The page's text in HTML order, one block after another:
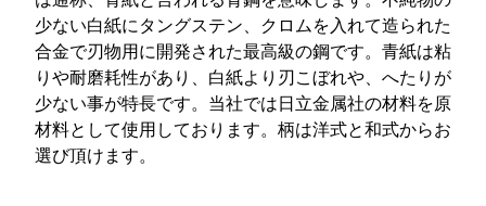
少ない白紙にタングステン、クロムを入れて造られた
合金で刃物用に開発された最高級の鋼です。青紙は粘
りや耐磨耗性があり、白紙より刃こぼれや、へたりが
少ない事が特長です。当社では日立金属社の材料を原
材料として使用しております。柄は洋式と和式からお
選び頂けます。